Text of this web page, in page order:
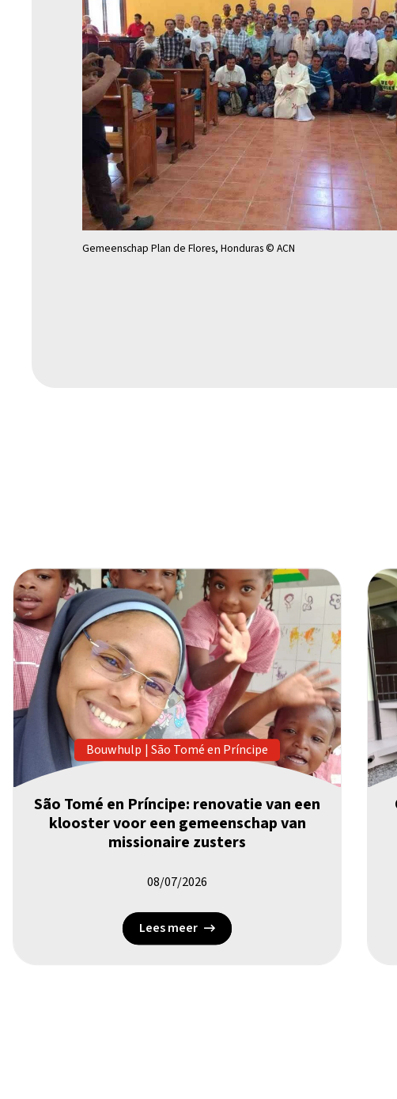
Gemeenschap Plan de Flores, Honduras © ACN
Bouwhulp | São Tomé en Príncipe
São Tomé en Príncipe: renovatie van een
klooster voor een gemeenschap van
missionaire zusters
08/07/2026
Lees meer